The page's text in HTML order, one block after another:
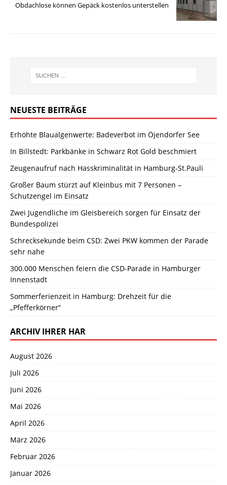
Obdachlose können Gepäck kostenlos unterstellen
NEUESTE BEITRÄGE
Erhöhte Blaualgenwerte: Badeverbot im Öjendorfer See
In Billstedt: Parkbänke in Schwarz Rot Gold beschmiert
Zeugenaufruf nach Hasskriminalität in Hamburg-St.Pauli
Großer Baum stürzt auf Kleinbus mit 7 Personen –
Schutzengel im Einsatz
Zwei Jugendliche im Gleisbereich sorgen für Einsatz der
Bundespolizei
Schrecksekunde beim CSD: Zwei PKW kommen der Parade
sehr nahe
300.000 Menschen feiern die CSD-Parade in Hamburger
Innenstadt
Sommerferienzeit in Hamburg: Drehzeit für die
„Pfefferkörner“
ARCHIV IHRER HAR
August 2026
Juli 2026
Juni 2026
Mai 2026
April 2026
März 2026
Februar 2026
Januar 2026